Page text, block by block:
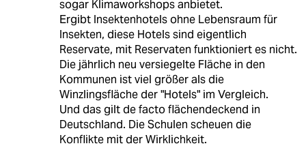
sogar Klimaworkshops anbietet.
Ergibt Insektenhotels ohne Lebensraum für
Insekten, diese Hotels sind eigentlich
Reservate, mit Reservaten funktioniert es nicht.
Die jährlich neu versiegelte Fläche in den
Kommunen ist viel größer als die
Winzlingsfläche der "Hotels" im Vergleich.
Und das gilt de facto flächendeckend in
Deutschland. Die Schulen scheuen die
Konflikte mit der Wirklichkeit.